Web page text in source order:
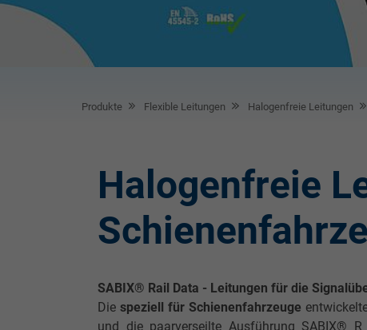
Produkte Flexible Leitungen Halogenfreie Leitungen
Halogenfreie
SABIX® Rail Data - Leitungen für die
Die speziell für Schienenfahrzeuge
und die paarverseilte Ausführung SABIX®